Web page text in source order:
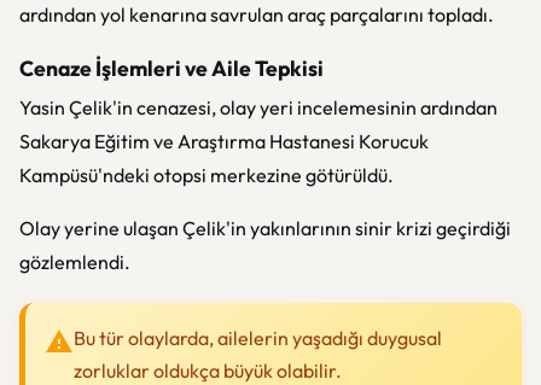
ardından yol kenarına savrulan araç parçalarını topladı.
Cenaze İşlemleri ve Aile Tepkisi
Yasin Çelik'in cenazesi, olay yeri incelemesinin ardından
Sakarya Eğitim ve Araştırma Hastanesi Korucuk
Kampüsü'ndeki otopsi merkezine götürüldü.
Olay yerine ulaşan Çelik'in yakınlarının sinir krizi geçirdiği
gözlemlendi.
Bu tür olaylarda, ailelerin yaşadığı duygusal
zorluklar oldukça büyük olabilir.